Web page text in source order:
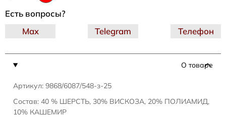
О товаре
Артикул: 9868/6087/548-з-25
Состав: 40 % ШЕРСТЬ, 30% ВИСКОЗА, 20% ПОЛИАМИД,
10% КАШЕМИР
Есть вопросы?
Telegram
Max Телефон